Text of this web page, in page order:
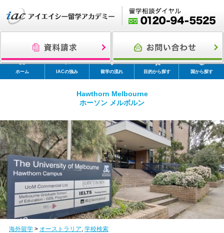
ホーム IACの強み 留学の流れ 目的から探す 国から探す
Hawthorn Melbourne
ホーソン メルボルン
海外留学> オーストラリア, 学校検索